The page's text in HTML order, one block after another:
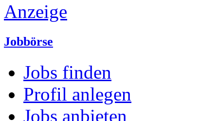
Anzeige
Jobbörse
Jobs finden
Profil anlegen
Jobs anbieten